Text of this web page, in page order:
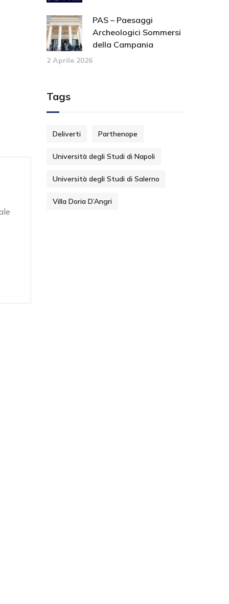
PAS – Paesaggi
Archeologici Sommersi
della Campania
2 Aprile 2026
Tags
Deliverti Parthenope
Università degli Studi di Napoli
Università degli Studi di Salerno
Villa Doria D’Angri